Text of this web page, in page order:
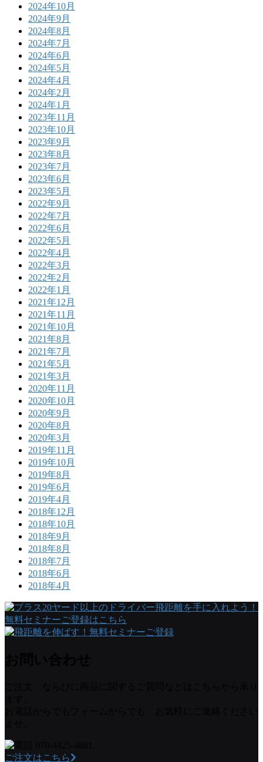
2024年10月
2024年9月
2024年8月
2024年7月
2024年6月
2024年5月
2024年4月
2024年2月
2024年1月
2023年11月
2023年10月
2023年9月
2023年8月
2023年7月
2023年6月
2023年5月
2022年9月
2022年7月
2022年6月
2022年5月
2022年4月
2022年3月
2022年2月
2022年1月
2021年12月
2021年11月
2021年10月
2021年8月
2021年7月
2021年5月
2021年3月
2020年11月
2020年10月
2020年9月
2020年8月
2020年3月
2019年11月
2019年10月
2019年8月
2019年6月
2019年4月
2018年12月
2018年10月
2018年9月
2018年8月
2018年7月
2018年6月
2018年4月
ご注文はこちら